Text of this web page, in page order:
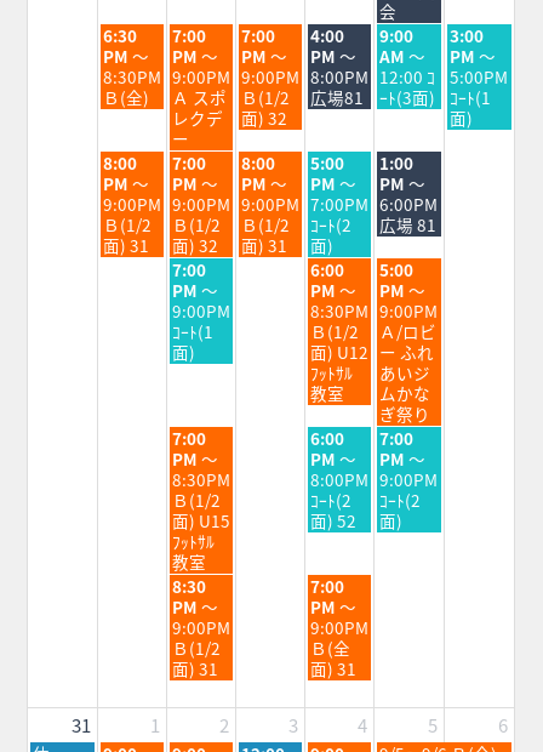
会
火
曜
日,
8
月
2026
6:30
PM ～
8:30PM
Ｂ(全)
水
曜
日,
8
月
26th
2026
7:00
PM ～
9:00PM
Ａ スポ
レクデ
ー
木
曜
日,
8
月
27th
2026
7:00
PM ～
9:00PM
Ｂ(1/2
面) 32
金
曜
日,
8
月
2026
4:00
PM ～
8:00PM
広場81
土
曜
日,
8
月
2026
9:00
AM ～
12:00 ｺ
ｰﾄ(3面)
日
曜
日,
8
月
30th
3:00
PM ～
5:00PM
ｺｰﾄ(1
面)
火
曜
日,
8
月
25th
8:00
PM ～
9:00PM
Ｂ(1/2
面) 31
水
曜
日,
8
月
26th
2026
7:00
PM ～
9:00PM
Ｂ(1/2
面) 32
木
曜
日,
8
月
27th
8:00
PM ～
9:00PM
Ｂ(1/2
面) 31
金
曜
日,
8
月
28th
2026
5:00
PM ～
7:00PM
ｺｰﾄ(2
面)
土
曜
日,
8
月
29th
2026
1:00
PM ～
6:00PM
広場 81
水
曜
日,
8
月
26th
7:00
PM ～
9:00PM
ｺｰﾄ(1
面)
金
曜
日,
8
月
28th
2026
6:00
PM ～
8:30PM
Ｂ(1/2
面) U12
ﾌｯﾄｻﾙ
教室
土
曜
日,
8
月
29th
2026
5:00
PM ～
9:00PM
Ａ/ロビ
ー ふれ
あいジ
ムかな
ぎ祭り
水
曜
日,
8
月
26th
2026
7:00
PM ～
8:30PM
Ｂ(1/2
面) U15
ﾌｯﾄｻﾙ
教室
金
曜
日,
8
月
28th
6:00
PM ～
8:00PM
ｺｰﾄ(2
面) 52
土
曜
日,
8
月
29th
7:00
PM ～
9:00PM
ｺｰﾄ(2
面)
水
曜
日,
8
月
26th
2026
8:30
PM ～
9:00PM
Ｂ(1/2
面) 31
金
曜
日,
8
月
28th
2026
7:00
PM ～
9:00PM
Ｂ(全
面) 31
31 1 2 3 4 5 6